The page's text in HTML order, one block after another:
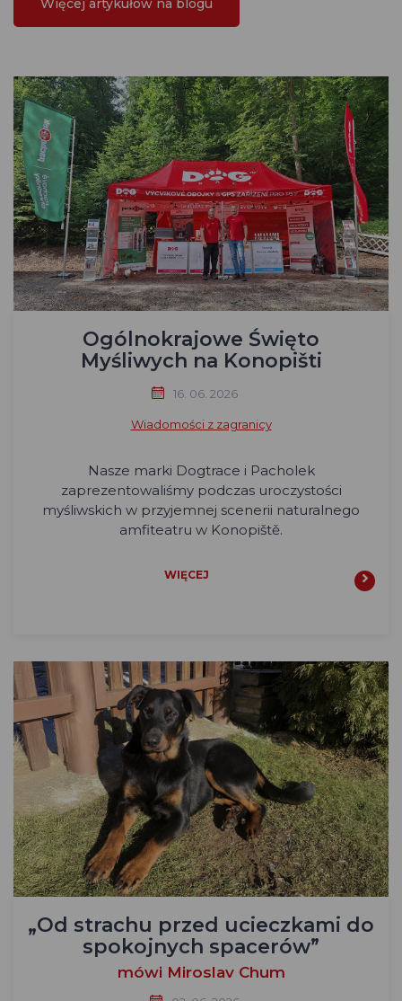
Więcej artykułów na blogu
Ogólnokrajowe Święto
Myśliwych na Konopišti
16. 06. 2026
Wiadomości z zagranicy
Nasze marki Dogtrace i Pacholek
zaprezentowaliśmy podczas uroczystości
myśliwskich w przyjemnej scenerii naturalnego
amfiteatru w Konopiště.
WIĘCEJ
„Od strachu przed ucieczkami do
spokojnych spacerów”
mówi Miroslav Chum